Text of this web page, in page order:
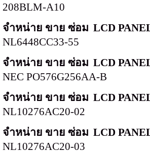
208BLM-A10
จำหน่าย ขาย ซ่อม LCD
NL6448CC33-55
จำหน่าย ขาย ซ่อม LCD
NEC PO576G256AA-B
จำหน่าย ขาย ซ่อม LCD
NL10276AC20-02
จำหน่าย ขาย ซ่อม LCD
NL10276AC20-03